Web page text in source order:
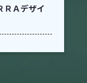
ＲＡデザイ